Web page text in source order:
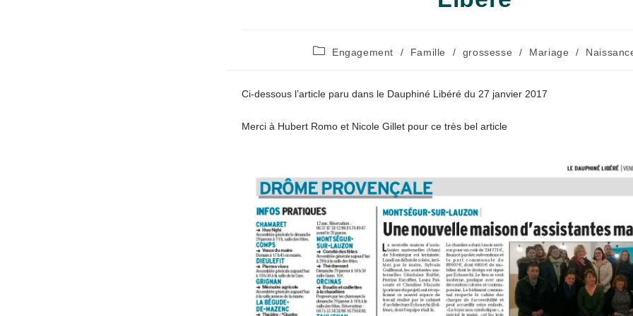
PostEngagement / Famille / grossesse / Mariage /
Ci-dessous l’article paru dans le Dauphiné Libéré du 27 janvier 2017
Merci à Hubert Romo et Nicole Gillet pour ce très bel article